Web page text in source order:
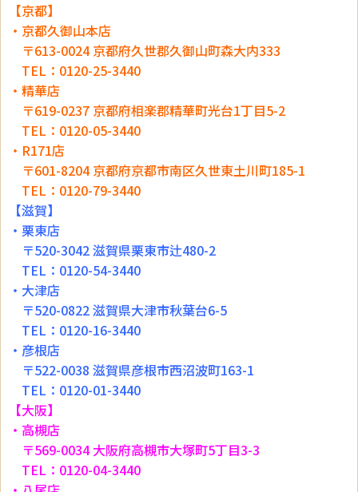
【京都】
・京都久御山本店
〒613-0024 京都府久世郡久御山町森大内333
TEL：0120-25-3440
・精華店
〒619-0237 京都府相楽郡精華町光台1丁目5-2
TEL：0120-05-3440
・R171店
〒601-8204 京都府京都市南区久世東土川町185-1
TEL：0120-79-3440
【滋賀】
・栗東店
〒520-3042 滋賀県栗東市辻480-2
TEL：0120-54-3440
・大津店
〒520-0822 滋賀県大津市秋葉台6-5
TEL：0120-16-3440
・彦根店
〒522-0038 滋賀県彦根市西沼波町163-1
TEL：0120-01-3440
【大阪】
・高槻店
〒569-0034 大阪府高槻市大塚町5丁目3-3
TEL：0120-04-3440